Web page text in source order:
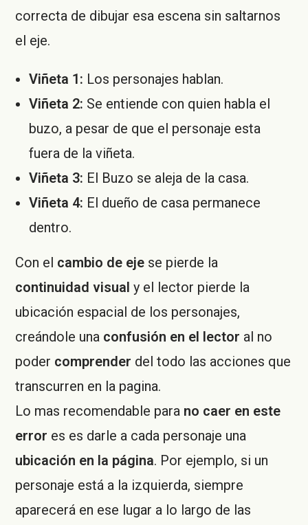
correcta de dibujar esa escena sin saltarnos
el eje.
Viñeta 1: Los personajes hablan.
Viñeta 2: Se entiende con quien habla el
buzo, a pesar de que el personaje esta
fuera de la viñeta.
Viñeta 3: El Buzo se aleja de la casa.
Viñeta 4: El dueño de casa permanece
dentro.
Con el cambio de eje se pierde la
continuidad visual y el lector pierde la
ubicación espacial de los personajes,
creándole una confusión en el lector al no
poder comprender del todo las acciones que
transcurren en la pagina.
Lo mas recomendable para no caer en este
error es es darle a cada personaje una
ubicación en la página. Por ejemplo, si un
personaje está a la izquierda, siempre
aparecerá en ese lugar a lo largo de las